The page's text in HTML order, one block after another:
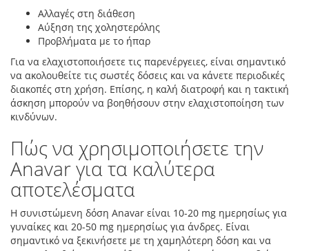
Αλλαγές στη διάθεση
Αύξηση της χοληστερόλης
Προβλήματα με το ήπαρ
Για να ελαχιστοποιήσετε τις παρενέργειες, είναι σημαντικό
να ακολουθείτε τις σωστές δόσεις και να κάνετε περιοδικές
διακοπές στη χρήση. Επίσης, η καλή διατροφή και η τακτική
άσκηση μπορούν να βοηθήσουν στην ελαχιστοποίηση των
κινδύνων.
Πώς να χρησιμοποιήσετε την
Anavar για τα καλύτερα
αποτελέσματα
Η συνιστώμενη δόση Anavar είναι 10-20 mg ημερησίως για
γυναίκες και 20-50 mg ημερησίως για άνδρες. Είναι
σημαντικό να ξεκινήσετε με τη χαμηλότερη δόση και να